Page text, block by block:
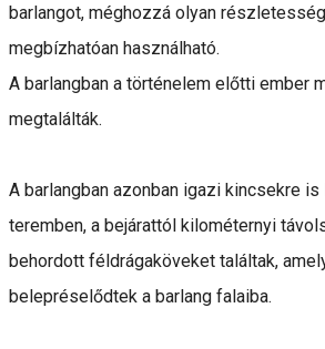
barlangot, méghozzá olyan
megbízhatóan használható.
A barlangban a történelem előtti ember
megtalálták.
A barlangban azonban igazi kincsekre
teremben, a bejárattól kilométernyi
behordott féldrágaköveket találtak,
belepréselődtek a barlang falaiba.